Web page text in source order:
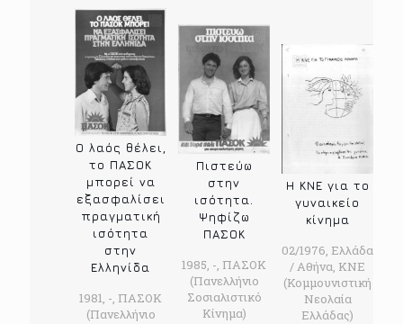
O λαός θέλει,
το ΠΑΣΟΚ
μπορεί να
εξασφαλίσει
πραγματική
ισότητα
στην
Ελληνίδα
1981, -, ΠΑΣΟΚ
(Πανελλήνιο
Πιστεύω
στην
ισότητα.
Ψηφίζω
ΠΑΣΟΚ
1985, -, ΠΑΣΟΚ
(Πανελλήνιο
Σοσιαλιστικό
Κίνημα)
Η ΚΝΕ για το
γυναικείο
κίνημα
02/1976, Ελλάδα
/ Αθήνα, ΚΝΕ
(Κομμουνιστική
Νεολαία
Ελλάδας)